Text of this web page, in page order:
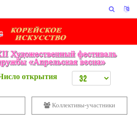
открытия
Коллективы-участники